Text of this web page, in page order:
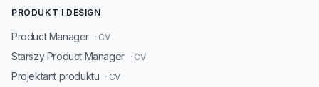
PRODUKT I DESIGN
Product Manager · CV
Starszy Product Manager · CV
Projektant produktu · CV